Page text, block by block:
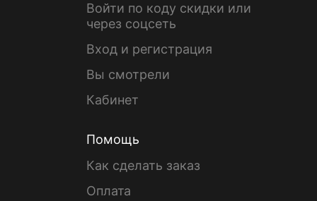
Войти по коду скидки или
через соцсеть
Вход и регистрация
Вы смотрели
Кабинет
Помощь
Как сделать заказ
Оплата